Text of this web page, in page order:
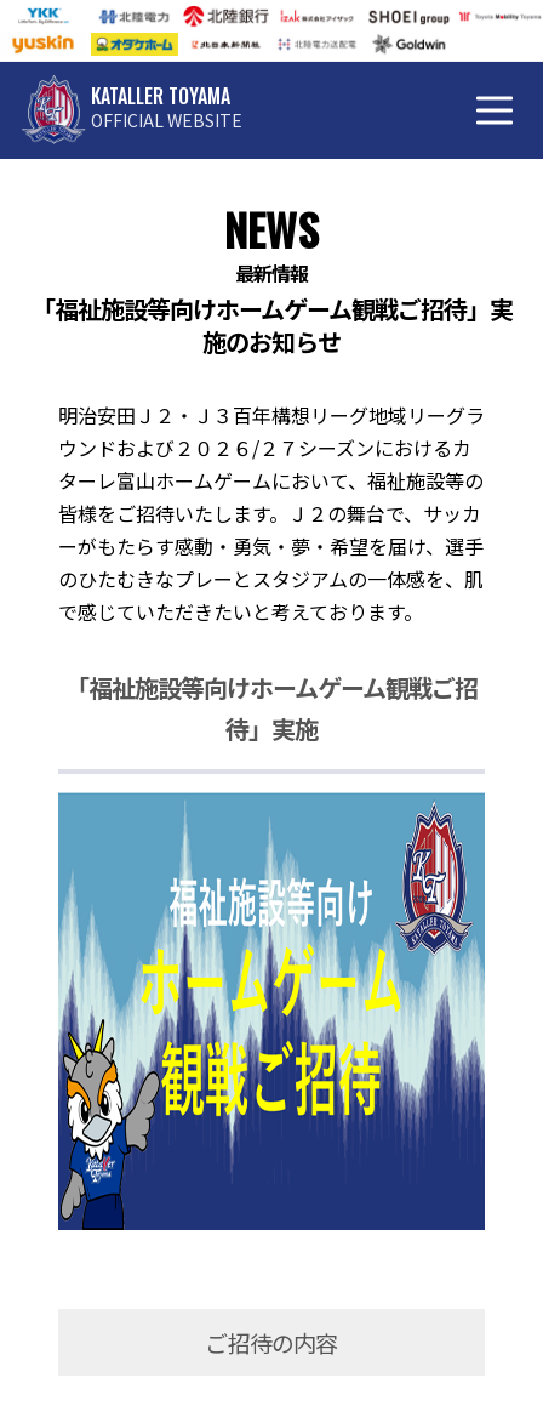
KATALLER TOYAMA
OFFICIAL WEBSITE
NEWS
最新情報
「福祉施設等向けホームゲーム観戦ご招待」実
施のお知らせ
明治安田Ｊ２・Ｊ３百年構想リーグ地域リーグラ
ウンドおよび２０２６/２７シーズンにおけるカ
ターレ富山ホームゲームにおいて、福祉施設等の
皆様をご招待いたします。Ｊ２の舞台で、サッカ
ーがもたらす感動・勇気・夢・希望を届け、選手
のひたむきなプレーとスタジアムの一体感を、肌
で感じていただきたいと考えております。
「福祉施設等向けホームゲーム観戦ご招
待」実施
ご招待の内容